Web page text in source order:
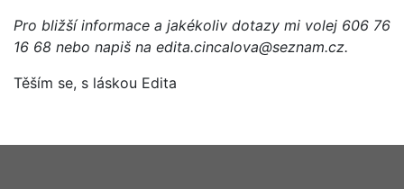
Pro bližší informace a jakékoliv dotazy mi volej 606 76
16 68 nebo napiš na edita.cincalova@seznam.cz.
Těším se, s láskou Edita